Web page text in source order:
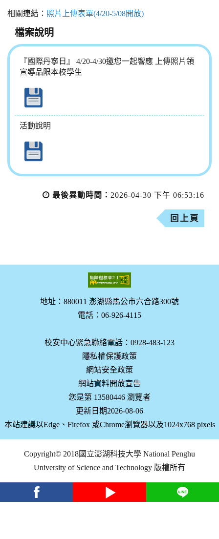
相關連結： 照片上傳表單(4/20-5/08開放)
檔案說明
『國際丹寧日』 4/20-4/30邀您一起響應 上傳照片領
宣導品限本校學生
活動說明
最後異動時間： 2026-04-30 下午 06:53:16
回上頁
地址：880011 澎湖縣馬公市六合路300號
電話：06-926-4115
校安中心緊急聯絡電話：0928-483-123
隱私權保護政策
網站安全政策
網站資料開放宣告
您是第 13580446 瀏覽者
更新日期2026-08-06
本站建議以Edge、Firefox 或Chrome瀏覽器以及1024x768 pixels
Copyright© 2018國立澎湖科技大學 National Penghu
University of Science and Technology 版權所有